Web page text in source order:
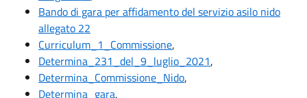
Bando di gara per affidamento del servizio asilo nido
allegato 22
Curriculum_1_Commissione,
Determina_231_del_9_luglio_2021,
Determina_Commissione_Nido,
Determina_gara,